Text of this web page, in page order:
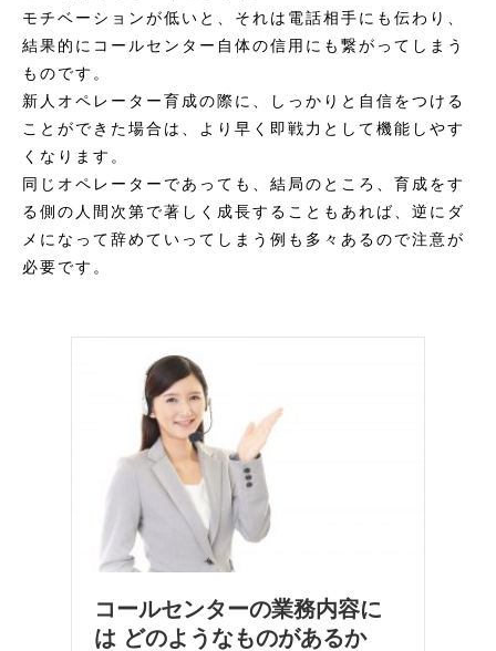
モチベーションが低いと、それは電話相手にも伝わり、
結果的にコールセンター自体の信用にも繋がってしまう
ものです。
新人オペレーター育成の際に、しっかりと自信をつける
ことができた場合は、より早く即戦力として機能しやす
くなります。
同じオペレーターであっても、結局のところ、育成をす
る側の人間次第で著しく成長することもあれば、逆にダ
メになって辞めていってしまう例も多々あるので注意が
必要です。
コールセンターの業務内容に
は どのようなものがあるか